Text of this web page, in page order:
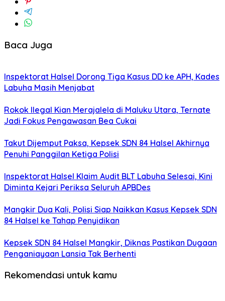
Baca Juga
Inspektorat Halsel Dorong Tiga Kasus DD ke APH, Kades
Labuha Masih Menjabat
Rokok Ilegal Kian Merajalela di Maluku Utara, Ternate
Jadi Fokus Pengawasan Bea Cukai
Takut Dijemput Paksa, Kepsek SDN 84 Halsel Akhirnya
Penuhi Panggilan Ketiga Polisi
Inspektorat Halsel Klaim Audit BLT Labuha Selesai, Kini
Diminta Kejari Periksa Seluruh APBDes
Mangkir Dua Kali, Polisi Siap Naikkan Kasus Kepsek SDN
84 Halsel ke Tahap Penyidikan
Kepsek SDN 84 Halsel Mangkir, Diknas Pastikan Dugaan
Penganiayaan Lansia Tak Berhenti
Rekomendasi untuk kamu